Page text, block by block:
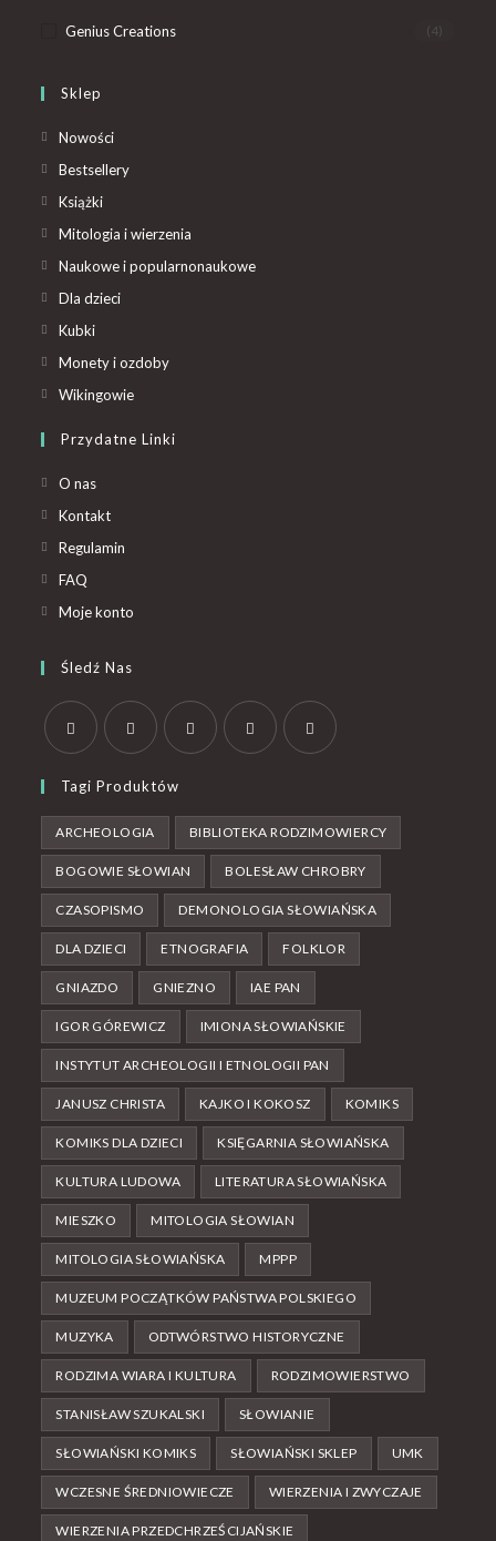
Genius Creations (4)
Sklep
Nowości
Bestsellery
Książki
Mitologia i wierzenia
Naukowe i popularnonaukowe
Dla dzieci
Kubki
Monety i ozdoby
Wikingowie
Przydatne Linki
O nas
Kontakt
Regulamin
FAQ
Moje konto
Śledź Nas
Tagi Produktów
ARCHEOLOGIA BIBLIOTEKA RODZIMOWIERCY
BOGOWIE SŁOWIAN BOLESŁAW CHROBRY
CZASOPISMO DEMONOLOGIA SŁOWIAŃSKA
DLA DZIECI ETNOGRAFIA FOLKLOR
GNIAZDO GNIEZNO IAE PAN
IGOR GÓREWICZ IMIONA SŁOWIAŃSKIE
INSTYTUT ARCHEOLOGII I ETNOLOGII PAN
JANUSZ CHRISTA KAJKO I KOKOSZ KOMIKS
KOMIKS DLA DZIECI KSIĘGARNIA SŁOWIAŃSKA
KULTURA LUDOWA LITERATURA SŁOWIAŃSKA
MIESZKO MITOLOGIA SŁOWIAN
MITOLOGIA SŁOWIAŃSKA MPPP
MUZEUM POCZĄTKÓW PAŃSTWA POLSKIEGO
MUZYKA ODTWÓRSTWO HISTORYCZNE
RODZIMA WIARA I KULTURA RODZIMOWIERSTWO
STANISŁAW SZUKALSKI SŁOWIANIE
SŁOWIAŃSKI KOMIKS SŁOWIAŃSKI SKLEP UMK
WCZESNE ŚREDNIOWIECZE WIERZENIA I ZWYCZAJE
WIERZENIA PRZEDCHRZEŚCIJAŃSKIE